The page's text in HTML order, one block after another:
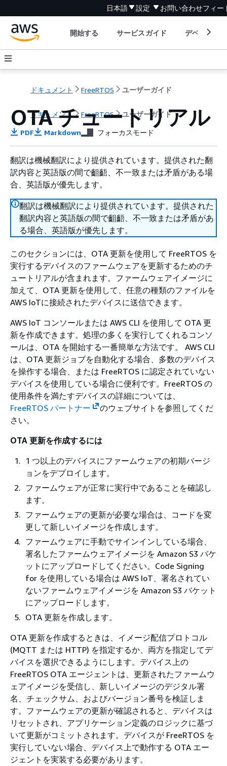
日本語 設定 お問い合わせフィー
開始する サービスガイド デベロッパ
ドキュメント FreeRTOS ユーザーガイド
ドキュメント FreeRTOS ユーザーガイド
OTA チュートリアル
PDF Markdown フォーカスモード
翻訳は機械翻訳により提供されています。提供された翻
訳内容と英語版の間で齟齬、不一致または矛盾がある場
合、英語版が優先します。
翻訳は機械翻訳により提供されています。提供された
翻訳内容と英語版の間で齟齬、不一致または矛盾があ
る場合、英語版が優先します。
このセクションには、OTA 更新を使用して FreeRTOS を
実行するデバイスのファームウェアを更新するためのチ
ュートリアルが含まれます。ファームウェアイメージに
加えて、OTA 更新を使用して、任意の種類のファイルを
AWS IoTに接続されたデバイスに送信できます。
AWS IoT コンソールまたは AWS CLI を使用して OTA 更
新を作成できます。処理の多くを実行してくれるコンソ
ールは、OTA を開始する一番簡単な方法です。 AWS CLI
は、OTA 更新ジョブを自動化する場合、多数のデバイス
を操作する場合、または FreeRTOS に認定されていない
デバイスを使用している場合に便利です。FreeRTOS の
使用条件を満たすデバイスの詳細については、
FreeRTOS パートナー
のウェブサイトを参照してくだ
さい。
OTA 更新を作成するには
1 つ以上のデバイスにファームウェアの初期バージ
ョンをデプロイします。
ファームウェアが正常に実行中であることを確認し
ます。
ファームウェアの更新が必要な場合は、コードを変
更して新しいイメージを作成します。
ファームウェアに手動でサインインしている場合、
署名したファームウェアイメージを Amazon S3 バケ
ットにアップロードしてください。Code Signing
for を使用している場合は AWS IoT、署名されてい
ないファームウェアイメージを Amazon S3 バケット
にアップロードします。
OTA 更新を作成します。
OTA 更新を作成するときは、イメージ配信プロトコル
(MQTT または HTTP) を指定するか、両方を指定してデ
バイスを選択できるようにします。デバイス上の
FreeRTOS OTA エージェントは、更新されたファームウ
ェアイメージを受信し、新しいイメージのデジタル署
名、チェックサム、およびバージョン番号を検証しま
す。ファームウェアの更新が確認されると、デバイスは
リセットされ、アプリケーション定義のロジックに基づ
いて更新がコミットされます。デバイスが FreeRTOS を
実行していない場合、デバイス上で動作する OTA エー
ジェントを実装する必要があります。